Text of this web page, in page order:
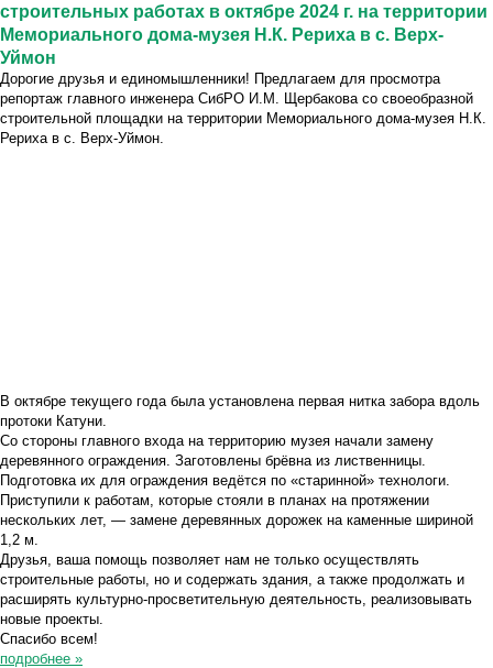
строительных работах в октябре 2024 г. на территории
Мемориального дома-музея Н.К. Рериха в с. Верх-
Уймон
Дорогие друзья и единомышленники! Предлагаем для просмотра
репортаж главного инженера СибРО И.М. Щербакова со своеобразной
строительной площадки на территории Мемориального дома-музея Н.К.
Рериха в с. Верх-Уймон.
В октябре текущего года была установлена первая нитка забора вдоль
протоки Катуни.
Со стороны главного входа на территорию музея начали замену
деревянного ограждения. Заготовлены брёвна из лиственницы.
Подготовка их для ограждения ведётся по «старинной» технологи.
Приступили к работам, которые стояли в планах на протяжении
нескольких лет, — замене деревянных дорожек на каменные шириной
1,2 м.
Друзья, ваша помощь позволяет нам не только осуществлять
строительные работы, но и содержать здания, а также продолжать и
расширять культурно-просветительную деятельность, реализовывать
новые проекты.
Спасибо всем!
подробнее »